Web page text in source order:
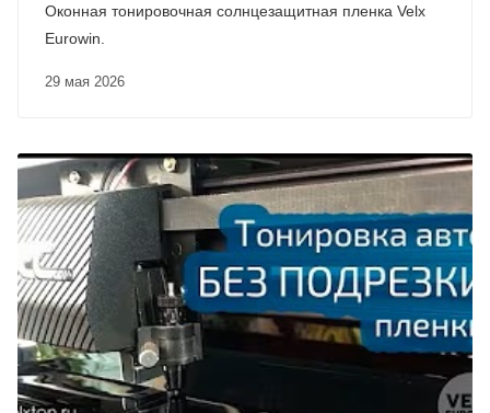
29 мая 2026
Оконная тонировочная солнцезащитная пленка Velx
Eurowin.